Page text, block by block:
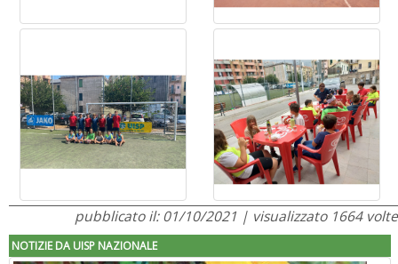
pubblicato il: 01/10/2021 | visualizzato 1664 volte
NOTIZIE DA UISP NAZIONALE